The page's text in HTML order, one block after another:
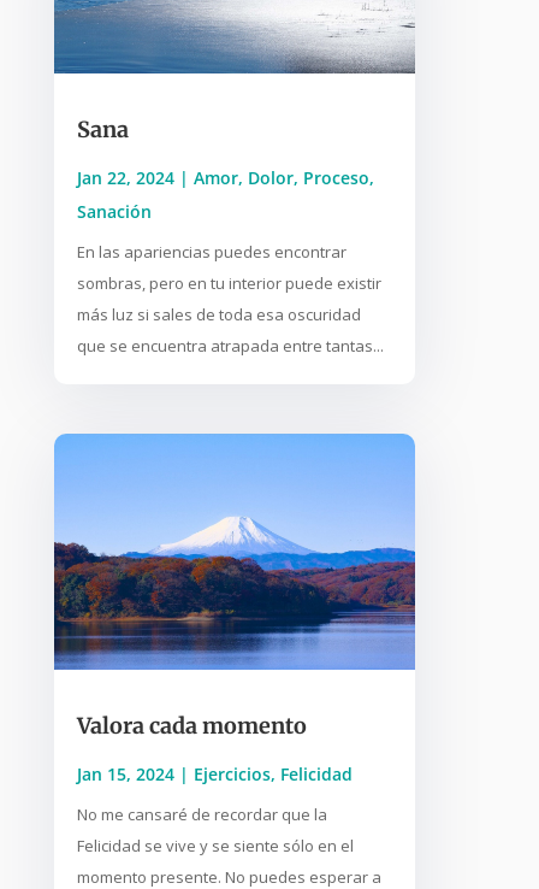
Sana
Jan 22, 2024| Amor, Dolor, Proceso,
Sanación
En las apariencias puedes encontrar
sombras, pero en tu interior puede existir
más luz si sales de toda esa oscuridad
que se encuentra atrapada entre tantas...
Valora cada momento
Jan 15, 2024| Ejercicios, Felicidad
No me cansaré de recordar que la
Felicidad se vive y se siente sólo en el
momento presente. No puedes esperar a